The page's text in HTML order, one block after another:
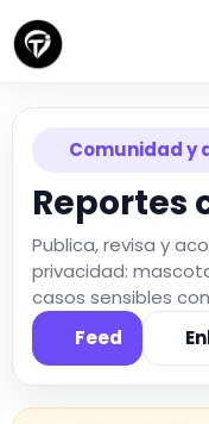
Comunidad y
Reportes
Publica, revisa y
privacidad:
casos sensibles
Feed